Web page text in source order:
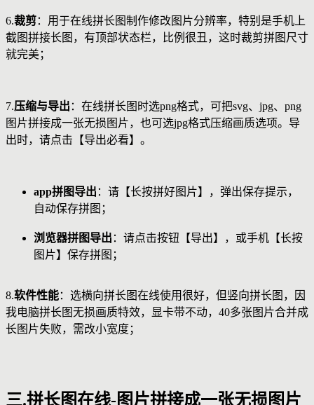
6.裁剪：用于在线拼长图制作修改图片分辨率，特别是手机上
截图拼接长图，有顶部状态栏，比例很丑，这时裁剪拼图尺寸
就完美；
7.压缩与导出 ：在线拼长图时选png格式，可把svg、jpg、png
图片拼接成一张无损图片，也可选jpg格式压缩画质选项。导
出时，请点击【导出必看】。
app拼图导出 ：请【长按拼好图片】，弹出保存提示，
自动保存拼图；
浏览器拼图导出 ：请点击按钮【导出】，或手机【长按
图片】保存拼图；
8.软件性能：选横向拼长图在线使用很好，但竖向拼长图，因
我电脑拼长图无损画质特效，显卡带不动，40多张图片合并成
长图片失败，需改小宽度；
三.拼长图在线-图片拼接成一张无损图片